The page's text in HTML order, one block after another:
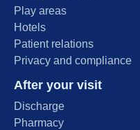
Play areas
Hotels
Patient relations
Privacy and compliance
After your visit
Discharge
Pharmacy